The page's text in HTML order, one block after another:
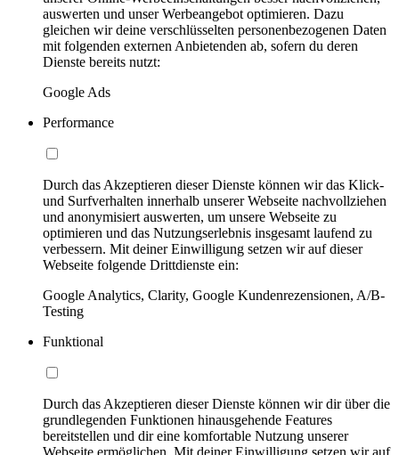
auswerten und unser Werbeangebot optimieren. Dazu
gleichen wir deine verschlüsselten personenbezogenen Daten
mit folgenden externen Anbietenden ab, sofern du deren
Dienste bereits nutzt:
Google Ads
Performance
Durch das Akzeptieren dieser Dienste können wir das Klick-
und Surfverhalten innerhalb unserer Webseite nachvollziehen
und anonymisiert auswerten, um unsere Webseite zu
optimieren und das Nutzungserlebnis insgesamt laufend zu
verbessern. Mit deiner Einwilligung setzen wir auf dieser
Webseite folgende Drittdienste ein:
Google Analytics, Clarity, Google Kundenrezensionen, A/B-
Testing
Funktional
Durch das Akzeptieren dieser Dienste können wir dir über die
grundlegenden Funktionen hinausgehende Features
bereitstellen und dir eine komfortable Nutzung unserer
Webseite ermöglichen. Mit deiner Einwilligung setzen wir auf